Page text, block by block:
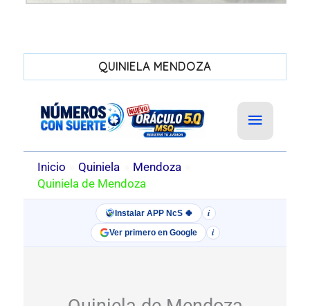
QUINIELA MENDOZA